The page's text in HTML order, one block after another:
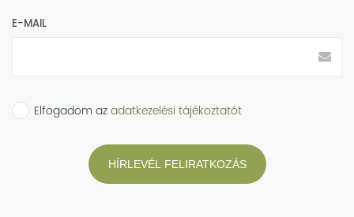
E-MAIL
Elfogadom azadatkezelési tájékoztatót
HÍRLEVÉL FELIRATKOZÁS